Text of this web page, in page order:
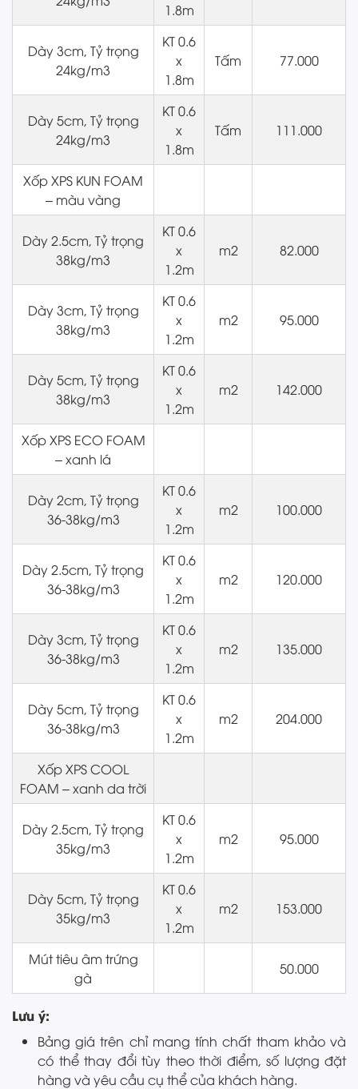
1.8m
Dày 3cm, Tỷ trọng
24kg/m3
KT 0.6
x
1.8m
Tấm 77.000
Dày 5cm, Tỷ trọng
24kg/m3
KT 0.6
x
1.8m
Tấm 111.000
Xốp XPS KUN FOAM
– màu vàng
Dày 2.5cm, Tỷ trọng
38kg/m3
KT 0.6
x
1.2m
m2 82.000
Dày 3cm, Tỷ trọng
38kg/m3
KT 0.6
x
1.2m
m2 95.000
Dày 5cm, Tỷ trọng
38kg/m3
KT 0.6
x
1.2m
m2 142.000
Xốp XPS ECO FOAM
– xanh lá
Dày 2cm, Tỷ trọng
36-38kg/m3
KT 0.6
x
1.2m
m2 100.000
Dày 2.5cm, Tỷ trọng
36-38kg/m3
KT 0.6
x
1.2m
m2 120.000
Dày 3cm, Tỷ trọng
36-38kg/m3
KT 0.6
x
1.2m
m2 135.000
Dày 5cm, Tỷ trọng
36-38kg/m3
KT 0.6
x
1.2m
m2 204.000
Xốp XPS COOL
FOAM – xanh da trời
Dày 2.5cm, Tỷ trọng
35kg/m3
KT 0.6
x
1.2m
m2 95.000
Dày 5cm, Tỷ trọng
35kg/m3
KT 0.6
x
1.2m
m2 153.000
Mút tiêu âm trứng
gà
50.000
Lưu ý:
Bảng giá trên chỉ mang tính chất tham khảo và
có thể thay đổi tùy theo thời điểm, số lượng đặt
hàng và yêu cầu cụ thể của khách hàng.